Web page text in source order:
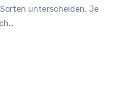
unterscheiden. Je